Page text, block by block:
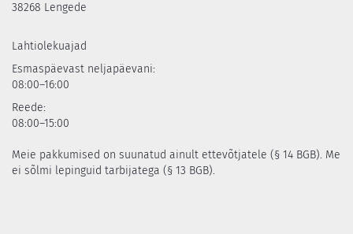
38268 Lengede
Lahtiolekuajad
Esmaspäevast neljapäevani:
08:00–16:00
Reede:
08:00–15:00
Meie pakkumised on suunatud ainult ettevõtjatele (§ 14 BGB). Me
ei sõlmi lepinguid tarbijatega (§ 13 BGB).